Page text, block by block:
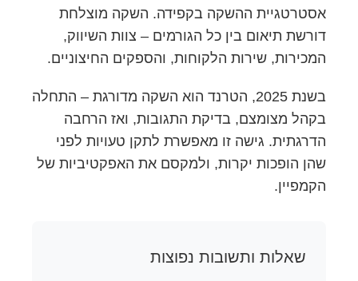
אסטרטגיית ההשקה בקפידה. השקה מוצלחת
דורשת תיאום בין כל הגורמים – צוות השיווק,
המכירות, שירות הלקוחות, והספקים החיצוניים.
בשנת 2025, הטרנד הוא השקה מדורגת – התחלה
בקהל מצומצם, בדיקת התגובות, ואז הרחבה
הדרגתית. גישה זו מאפשרת לתקן טעויות לפני
שהן הופכות יקרות, ולמקסם את האפקטיביות של
הקמפיין.
שאלות ותשובות נפוצות